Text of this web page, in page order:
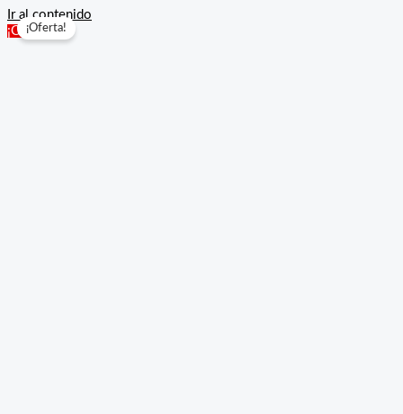
Ir al contenido
¡Oferta!
¡Oferta!